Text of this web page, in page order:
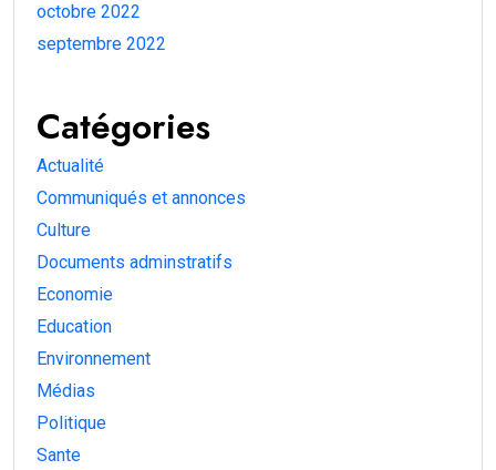
octobre 2022
septembre 2022
Catégories
Actualité
Communiqués et annonces
Culture
Documents adminstratifs
Economie
Education
Environnement
Médias
Politique
Sante